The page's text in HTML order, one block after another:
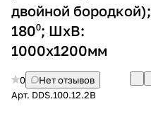
двойной бородкой);
180⁰; ШхВ:
1000х1200мм
0
Нет отзывов
Арт. DDS.100.12.2B